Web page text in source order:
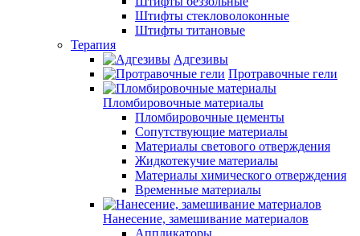
Штифты стекловолоконные
Штифты титановые
Терапия
Адгезивы
Протравочные гели
Пломбировочные материалы
Пломбировочные цементы
Сопутствующие материалы
Материалы светового отверждения
Жидкотекучие материалы
Материалы химического отверждения
Временные материалы
Нанесение, замешивание материалов
Аппликаторы